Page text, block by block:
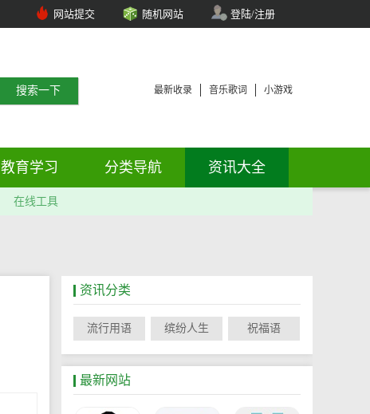
网站提交 随机网站 登陆/注册
最新收录 音乐歌词 小游戏
教育学习 分类导航 资讯大全
在线工具
资讯分类
流行用语 缤纷人生 祝福语
最新网站